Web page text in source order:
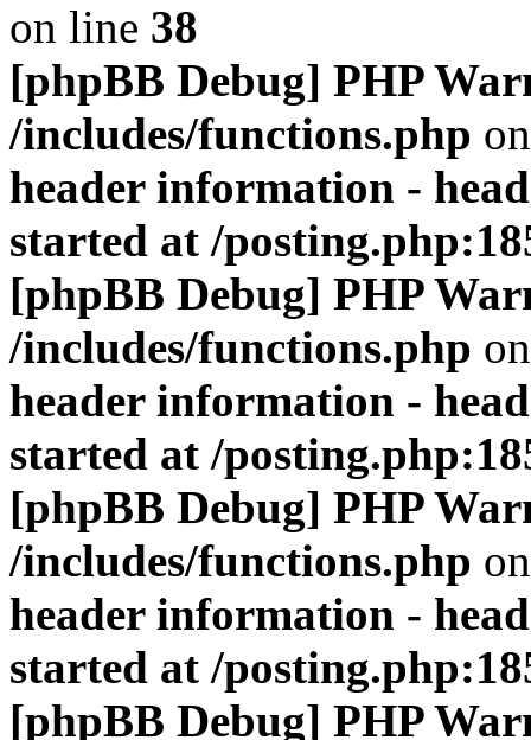
on line 38
[phpBB Debug] PHP
/includes/functions.php
header information -
started at /
[phpBB Debug] PHP
/includes/functions.php
header information -
started at /
[phpBB Debug] PHP
/includes/functions.php
header information -
started at /
[phpBB Debug] PHP